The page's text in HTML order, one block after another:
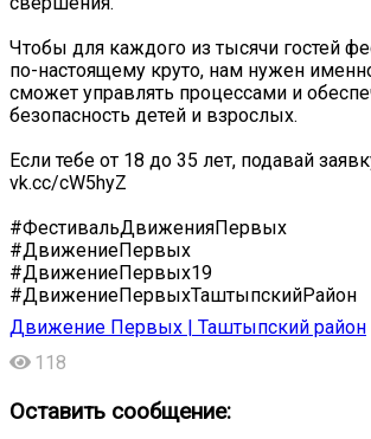
Чтобы для каждого из тысячи гостей
по-настоящему круто, нам нужен
сможет управлять процессами и
безопасность детей и взрослых.
Если тебе от 18 до 35 лет, подавай
vk.cc/cW5hyZ
#ФестивальДвиженияПервых
#ДвижениеПервых
#ДвижениеПервых19
#ДвижениеПервыхТаштыпскийРайон
Движение Первых | Таштыпский район
118
Оставить сообщение: